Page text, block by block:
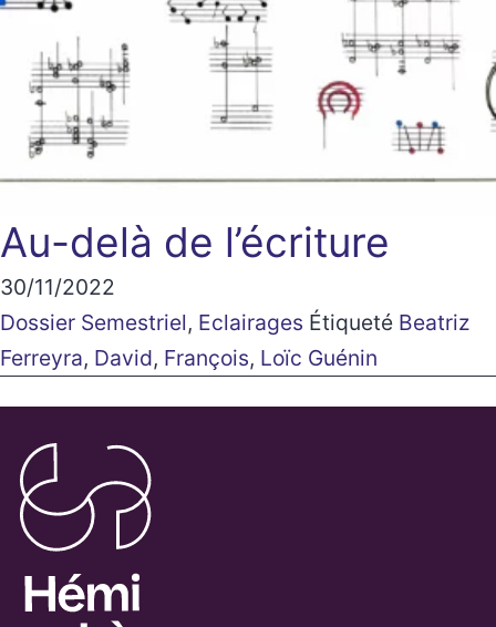
Au-delà de l’écriture
30/11/2022
Dossier Semestriel, Eclairages Étiqueté Beatriz
Ferreyra, David, François, Loïc Guénin